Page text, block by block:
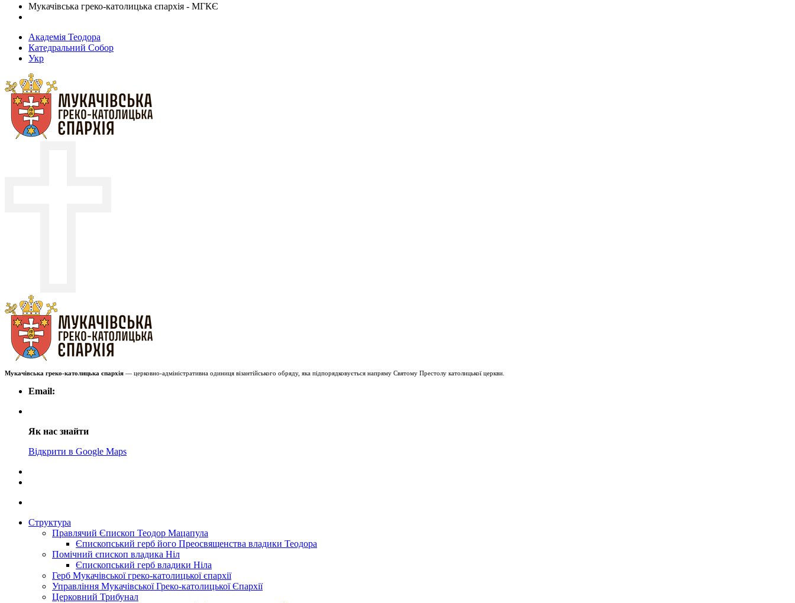
Мукачівська греко-католицька єпархія - МГКЄ
Академія Теодора
Катедральний Собор
Укр
Мукачівська греко-католицька єпархія — церковно-адміністративна одиниця візантійського обряду, яка підпорядковується напряму Святому Престолу католицької церкви.
Email:
Як нас знайти
Відкрити в Google Maps
Структура
Правлячий Єпископ Теодор Мацапула
Єпископський герб його Преосвященства владики Теодора
Помічний єпископ владика Ніл
Єпископський герб владики Ніла
Герб Мукачівської греко-католицької єпархії
Управління Мукачівської Греко-католицької Єпархії
Церковний Трибунал